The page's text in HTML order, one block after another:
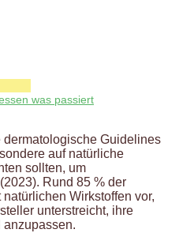
was passiert
Guidelines
auf natürliche
sollten, um
Rund 85 % der
Wirkstoffen vor,
unterstreicht, ihre
anzupassen.